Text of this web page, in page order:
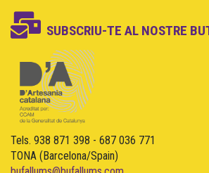
SUBSCRIU-TE AL NOSTRE
Tels. 938 871 398 - 687 036 771
TONA (Barcelona/Spain)